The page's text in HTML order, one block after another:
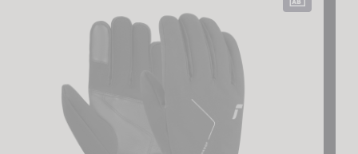
EXTERNE MEDIEN AKZEPTIEREN